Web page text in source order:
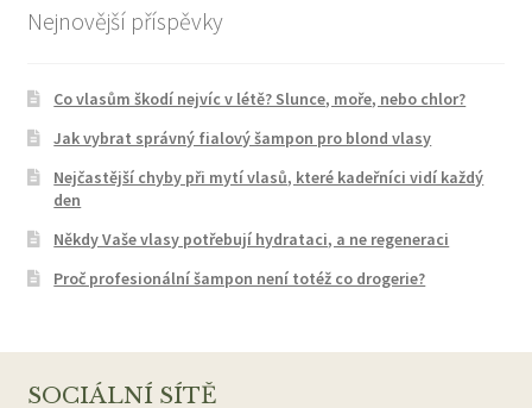
Nejnovější příspěvky
Co vlasům škodí nejvíc v létě? Slunce, moře, nebo chlor?
Jak vybrat správný fialový šampon pro blond vlasy
Nejčastější chyby při mytí vlasů, které kadeřníci vidí každý
den
Někdy Vaše vlasy potřebují hydrataci, a ne regeneraci
Proč profesionální šampon není totéž co drogerie?
SOCIÁLNÍ SÍTĚ